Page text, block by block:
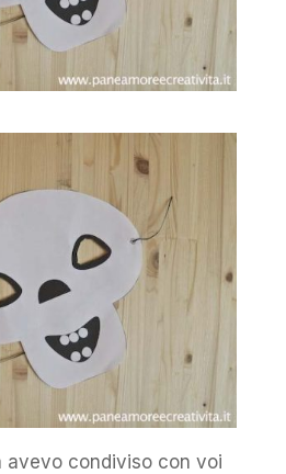
avevo condiviso con voi